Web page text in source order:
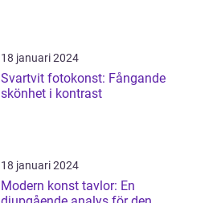
18 januari 2024
Svartvit fotokonst: Fångande
skönhet i kontrast
18 januari 2024
Modern konst tavlor: En